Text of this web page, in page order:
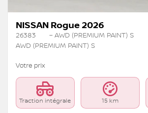
NISSAN Rogue 2026
26383
– AWD (PREMIUM PAINT) S
AWD (PREMIUM PAINT) S
Votre prix
Traction intégrale 15 km